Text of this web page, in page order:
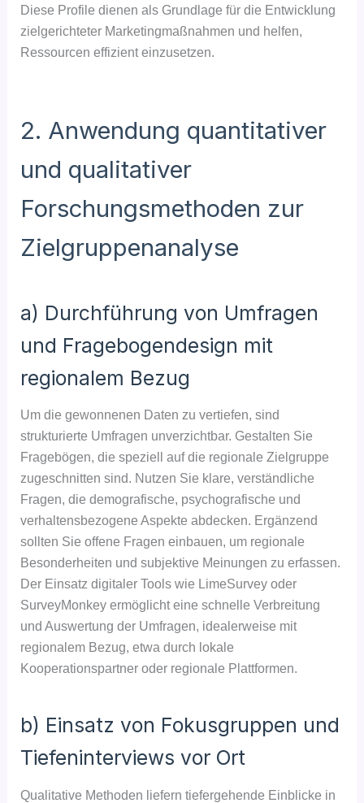
Diese Profile dienen als Grundlage für die Entwicklung
zielgerichteter Marketingmaßnahmen und helfen,
Ressourcen effizient einzusetzen.
2. Anwendung quantitativer
und qualitativer
Forschungsmethoden zur
Zielgruppenanalyse
a) Durchführung von Umfragen
und Fragebogendesign mit
regionalem Bezug
Um die gewonnenen Daten zu vertiefen, sind
strukturierte Umfragen unverzichtbar. Gestalten Sie
Fragebögen, die speziell auf die regionale Zielgruppe
zugeschnitten sind. Nutzen Sie klare, verständliche
Fragen, die demografische, psychografische und
verhaltensbezogene Aspekte abdecken. Ergänzend
sollten Sie offene Fragen einbauen, um regionale
Besonderheiten und subjektive Meinungen zu erfassen.
Der Einsatz digitaler Tools wie LimeSurvey oder
SurveyMonkey ermöglicht eine schnelle Verbreitung
und Auswertung der Umfragen, idealerweise mit
regionalem Bezug, etwa durch lokale
Kooperationspartner oder regionale Plattformen.
b) Einsatz von Fokusgruppen und
Tiefeninterviews vor Ort
Qualitative Methoden liefern tiefergehende Einblicke in